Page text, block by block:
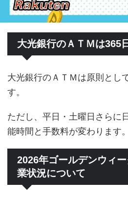
大光銀行のＡＴＭは365
大光銀行のＡＴＭは原則とし
す。
ただし、平日・土曜日さらに
能時間と手数料が変わります。
2026年ゴールデンウィ
業状況について